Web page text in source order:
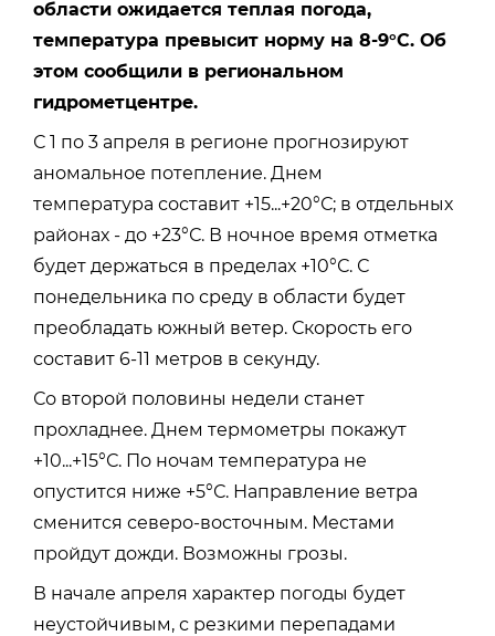
области ожидается теплая погода,
температура превысит норму на 8-9°С. Об
этом сообщили в региональном
гидрометцентре.
С 1 по 3 апреля в регионе прогнозируют
аномальное потепление. Днем
температура составит +15...+20°С; в отдельных
районах - до +23°С. В ночное время отметка
будет держаться в пределах +10°С. С
понедельника по среду в области будет
преобладать южный ветер. Скорость его
составит 6-11 метров в секунду.
Со второй половины недели станет
прохладнее. Днем термометры покажут
+10...+15°С. По ночам температура не
опустится ниже +5°С. Направление ветра
сменится северо-восточным. Местами
пройдут дожди. Возможны грозы.
В начале апреля характер погоды будет
неустойчивым, с резкими перепадами